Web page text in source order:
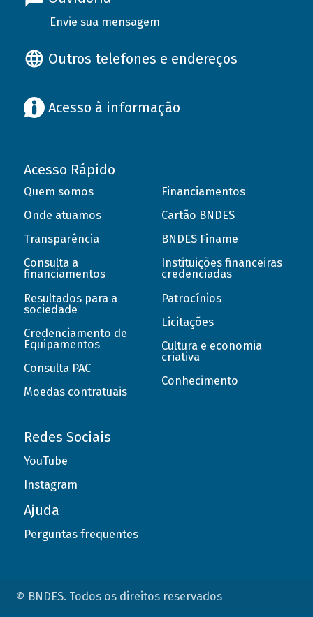
Envie sua mensagem
Outros telefones e endereços
Acesso à informação
Acesso Rápido
Quem somos
Onde atuamos
Transparência
Consulta a
financiamentos
Resultados para a
sociedade
Credenciamento de
Equipamentos
Consulta PAC
Moedas contratuais
Financiamentos
Cartão BNDES
BNDES Finame
Instituições financeiras
credenciadas
Patrocínios
Licitações
Cultura e economia
criativa
Conhecimento
Redes Sociais
YouTube
Instagram
Ajuda
Perguntas frequentes
© BNDES. Todos os direitos reservados